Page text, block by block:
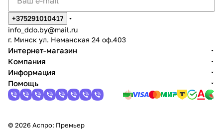
+375291010417
info_ddo.by@mail.ru
г. Минск ул. Неманская 24 оф.403
Интернет-магазин
Компания
Информация
Помощь
© 2026 Аспро: Премьер